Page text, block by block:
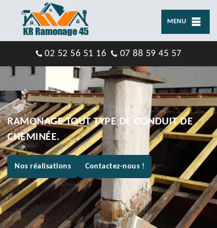
MENU
02 52 56 51 16 07 88 59 45 57
RAMONAGE TOUT TYPE DE CONDUIT DE
CHEMINÉE.
Nos réalisations Contactez-nous !